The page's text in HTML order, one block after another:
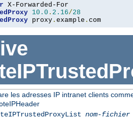
10.0 . 2.16/28
proxy . example . com
les adresses IP intranet clients
nom-fichier